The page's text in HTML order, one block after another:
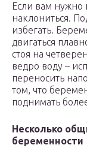
Если вам нужно
наклониться.
избегать.
двигаться
стоя на
ведро воду –
переносить
том, что
поднимать
Несколько
беременности